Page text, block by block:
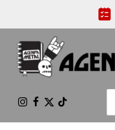
Instagram
Facebook
X
(Twitter)
TikTok